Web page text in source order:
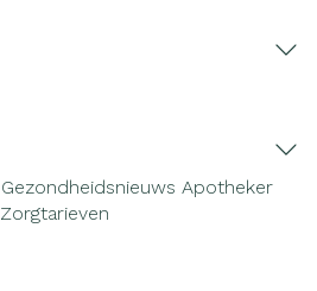
Gezondheidsnieuws Apotheker
Zorgtarieven